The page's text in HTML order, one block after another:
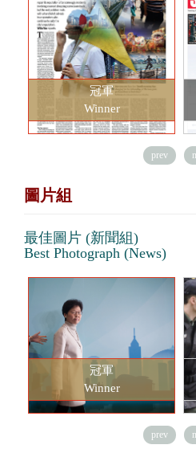
冠軍
Winner
prev
圖片組
最佳圖片 (新聞組)
Best Photograph (News)
冠軍
Winner
prev